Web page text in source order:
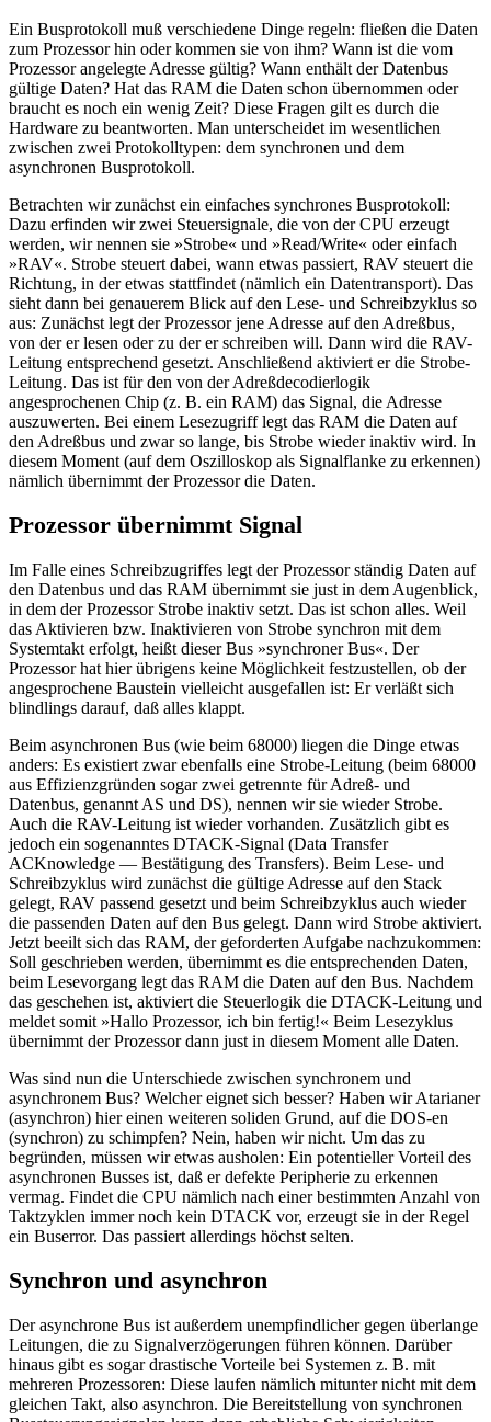
Ein Busprotokoll muß verschiedene Dinge regeln: fließen die Daten
zum Prozessor hin oder kommen sie von ihm? Wann ist die vom
Prozessor angelegte Adresse gültig? Wann enthält der Datenbus
gültige Daten? Hat das RAM die Daten schon übernommen oder
braucht es noch ein wenig Zeit? Diese Fragen gilt es durch die
Hardware zu beantworten. Man unterscheidet im wesentlichen
zwischen zwei Protokolltypen: dem synchronen und dem
asynchronen Busprotokoll.
Betrachten wir zunächst ein einfaches synchrones Busprotokoll:
Dazu erfinden wir zwei Steuersignale, die von der CPU erzeugt
werden, wir nennen sie »Strobe« und »Read/Write« oder einfach
»RAV«. Strobe steuert dabei, wann etwas passiert, RAV steuert die
Richtung, in der etwas stattfindet (nämlich ein Datentransport). Das
sieht dann bei genauerem Blick auf den Lese- und Schreibzyklus so
aus: Zunächst legt der Prozessor jene Adresse auf den Adreßbus,
von der er lesen oder zu der er schreiben will. Dann wird die RAV-
Leitung entsprechend gesetzt. Anschließend aktiviert er die Strobe-
Leitung. Das ist für den von der Adreßdecodierlogik
angesprochenen Chip (z. B. ein RAM) das Signal, die Adresse
auszuwerten. Bei einem Lesezugriff legt das RAM die Daten auf
den Adreßbus und zwar so lange, bis Strobe wieder inaktiv wird. In
diesem Moment (auf dem Oszilloskop als Signalflanke zu erkennen)
nämlich übernimmt der Prozessor die Daten.
Prozessor übernimmt Signal
Im Falle eines Schreibzugriffes legt der Prozessor ständig Daten auf
den Datenbus und das RAM übernimmt sie just in dem Augenblick,
in dem der Prozessor Strobe inaktiv setzt. Das ist schon alles. Weil
das Aktivieren bzw. Inaktivieren von Strobe synchron mit dem
Systemtakt erfolgt, heißt dieser Bus »synchroner Bus«. Der
Prozessor hat hier übrigens keine Möglichkeit festzustellen, ob der
angesprochene Baustein vielleicht ausgefallen ist: Er verläßt sich
blindlings darauf, daß alles klappt.
Beim asynchronen Bus (wie beim 68000) liegen die Dinge etwas
anders: Es existiert zwar ebenfalls eine Strobe-Leitung (beim 68000
aus Effizienzgründen sogar zwei getrennte für Adreß- und
Datenbus, genannt AS und DS), nennen wir sie wieder Strobe.
Auch die RAV-Leitung ist wieder vorhanden. Zusätzlich gibt es
jedoch ein sogenanntes DTACK-Signal (Data Transfer
ACKnowledge — Bestätigung des Transfers). Beim Lese- und
Schreibzyklus wird zunächst die gültige Adresse auf den Stack
gelegt, RAV passend gesetzt und beim Schreibzyklus auch wieder
die passenden Daten auf den Bus gelegt. Dann wird Strobe aktiviert.
Jetzt beeilt sich das RAM, der geforderten Aufgabe nachzukommen:
Soll geschrieben werden, übernimmt es die entsprechenden Daten,
beim Lesevorgang legt das RAM die Daten auf den Bus. Nachdem
das geschehen ist, aktiviert die Steuerlogik die DTACK-Leitung und
meldet somit »Hallo Prozessor, ich bin fertig!« Beim Lesezyklus
übernimmt der Prozessor dann just in diesem Moment alle Daten.
Was sind nun die Unterschiede zwischen synchronem und
asynchronem Bus? Welcher eignet sich besser? Haben wir Atarianer
(asynchron) hier einen weiteren soliden Grund, auf die DOS-en
(synchron) zu schimpfen? Nein, haben wir nicht. Um das zu
begründen, müssen wir etwas ausholen: Ein potentieller Vorteil des
asynchronen Busses ist, daß er defekte Peripherie zu erkennen
vermag. Findet die CPU nämlich nach einer bestimmten Anzahl von
Taktzyklen immer noch kein DTACK vor, erzeugt sie in der Regel
ein Buserror. Das passiert allerdings höchst selten.
Synchron und asynchron
Der asynchrone Bus ist außerdem unempfindlicher gegen überlange
Leitungen, die zu Signalverzögerungen führen können. Darüber
hinaus gibt es sogar drastische Vorteile bei Systemen z. B. mit
mehreren Prozessoren: Diese laufen nämlich mitunter nicht mit dem
gleichen Takt, also asynchron. Die Bereitstellung von synchronen